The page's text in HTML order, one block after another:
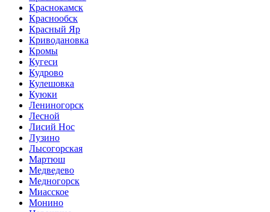
Краснокамск
Краснообск
Красный Яр
Криводановка
Кромы
Кугеси
Кудрово
Кулешовка
Куюки
Лениногорск
Лесной
Лисий Нос
Лузино
Лысогорская
Мартюш
Медведево
Медногорск
Миасское
Монино